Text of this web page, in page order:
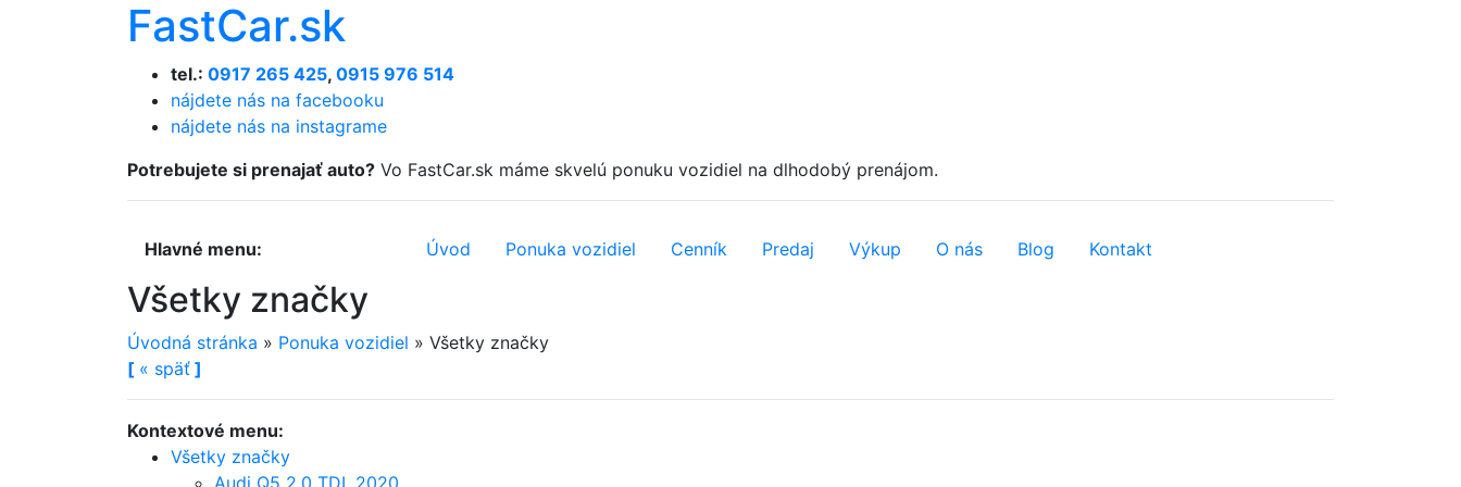
FastCar.sk
tel.: 0917 265 425, 0915 976 514
nájdete nás na facebooku
nájdete nás na instagrame
Potrebujete si prenajať auto? Vo FastCar.sk máme skvelú ponuku vozidiel na dlhodobý prenájom.
Hlavné menu: Úvod Ponuka vozidiel Cenník Predaj Výkup O nás Blog Kontakt
Všetky značky
Úvodná stránka » Ponuka vozidiel » Všetky značky
[ « späť ]
Kontextové menu:
Všetky značky
Audi Q5 2.0 TDI, 2020